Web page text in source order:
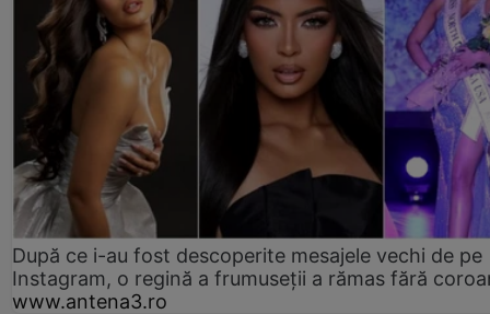
După ce i-au fost descoperite mesajele vechi de pe
Instagram, o regină a frumuseții a rămas fără
www.antena3.ro